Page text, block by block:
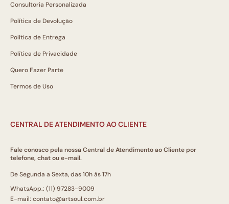
Consultoria Personalizada
Política de Devolução
Política de Entrega
Política de Privacidade
Quero Fazer Parte
Termos de Uso
CENTRAL DE ATENDIMENTO AO CLIENTE
Fale conosco pela nossa Central de Atendimento ao Cliente por
telefone, chat ou e-mail.
De Segunda a Sexta, das 10h às 17h
WhatsApp.: (11) 97283-9009
E-mail: contato@artsoul.com.br